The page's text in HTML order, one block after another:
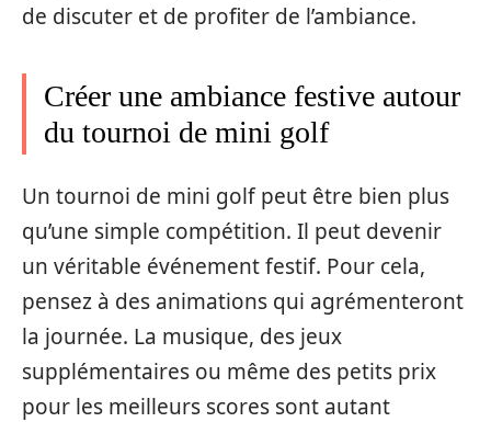
de discuter et de profiter de l’ambiance.
Créer une ambiance festive autour
du tournoi de mini golf
Un tournoi de mini golf peut être bien plus
qu’une simple compétition. Il peut devenir
un véritable événement festif. Pour cela,
pensez à des animations qui agrémenteront
la journée. La musique, des jeux
supplémentaires ou même des petits prix
pour les meilleurs scores sont autant